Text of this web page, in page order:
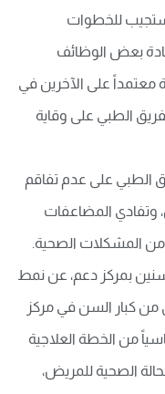
للخطوات
بعض الوظائف
معتمداً على الآخرين في
الطبي على وقاية
الطبي على عدم تفاقم
وتفادي المضاعفات
من المشكلات الصحية.
بمركز دعم، عن نمط
من كبار السن في مركز
من الخطة العلاجية
الصحية للمريض،